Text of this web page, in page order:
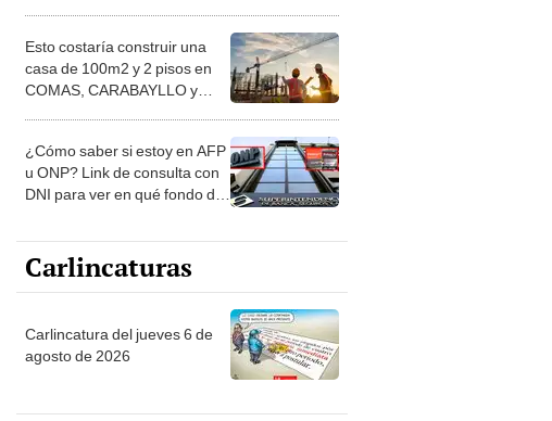
Esto costaría construir una
casa de 100m2 y 2 pisos en
COMAS, CARABAYLLO y
¿Cómo saber si estoy en AFP
u ONP? Link de consulta con
DNI para ver en qué fondo de
Carlincaturas
Carlincatura del jueves 6 de
agosto de 2026